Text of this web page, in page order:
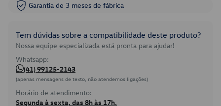
Garantia de 3 meses de fábrica
Tem dúvidas sobre a compatibilidade deste produto?
Nossa equipe especializada está pronta para ajudar!
Whatsapp:
(41) 99125-2143
(apenas mensagens de texto, não atendemos ligações)
Horário de atendimento:
Segunda à sexta, das 8h às 17h.